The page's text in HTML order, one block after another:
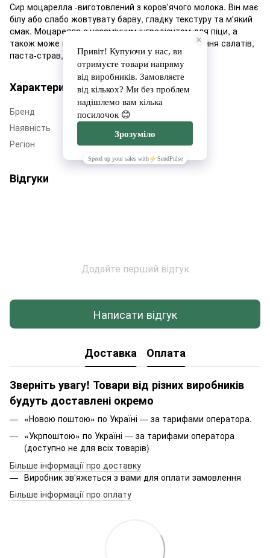
Сир моцарелла -виготовлений з коровʼячого молока. Він має
білу або слабо жовтувату барву, гладку текстуру та мʼякий
смак. Моцарелла є незамінним інгредієнтом для піци, а
також може використовуватися для приготування салатів,
паста-страв, бутербродів та інших страв.
Характеристики
Бренд
Гарантікс
Наявність
Немає в наявності
Регіон
Полтавщина
Відгуки
Додайте перший відгук
Написати відгук
Доставка Оплата
Зверніть увагу! Товари від різних виробників
будуть доставлені окремо
«Новою поштою» по Україні — за тарифами оператора.
«Укрпоштою» по Україні — за тарифами оператора
(доступно не для всіх товарів)
Більше інформації про доставку
Виробник зв'яжеться з вами для оплати замовлення
Більше інформації про оплату